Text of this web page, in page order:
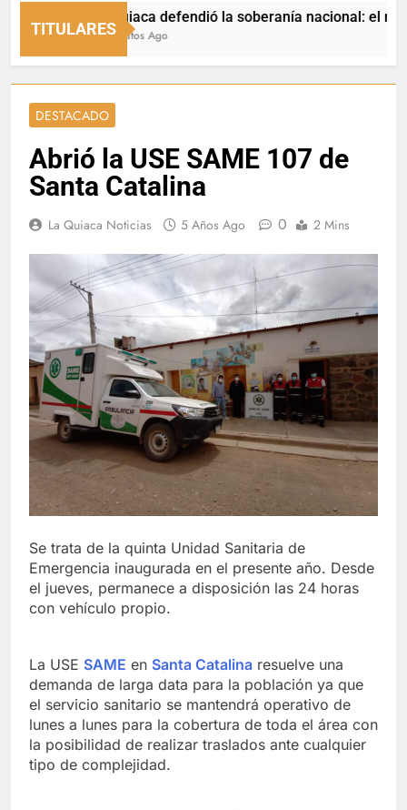
TITULARES
La Quiaca defendió la soberanía nacional: el
12 Minutos Ago
DESTACADO
Abrió la USE SAME 107 de
Santa Catalina
La Quiaca Noticias 5 Años Ago 0 2 Mins
Se trata de la quinta Unidad Sanitaria de
Emergencia inaugurada en el presente año. Desde
el jueves, permanece a disposición las 24 horas
con vehículo propio.
La USE SAME en Santa Catalina resuelve una
demanda de larga data para la población ya que
el servicio sanitario se mantendrá operativo de
lunes a lunes para la cobertura de toda el área con
la posibilidad de realizar traslados ante cualquier
tipo de complejidad.